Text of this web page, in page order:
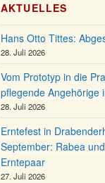
AKTUELLES
Hans Otto Tittes:
28. Juli 2026
Vom Prototyp in die
pflegende Angehörige
28. Juli 2026
Erntefest in
September: Rabea
Erntepaar
27. Juli 2026